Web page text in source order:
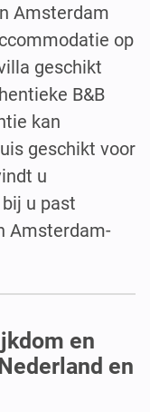
Amsterdam
op
geschikt
B&B
kan
geschikt voor
u
u past
Amsterdam-
en
en